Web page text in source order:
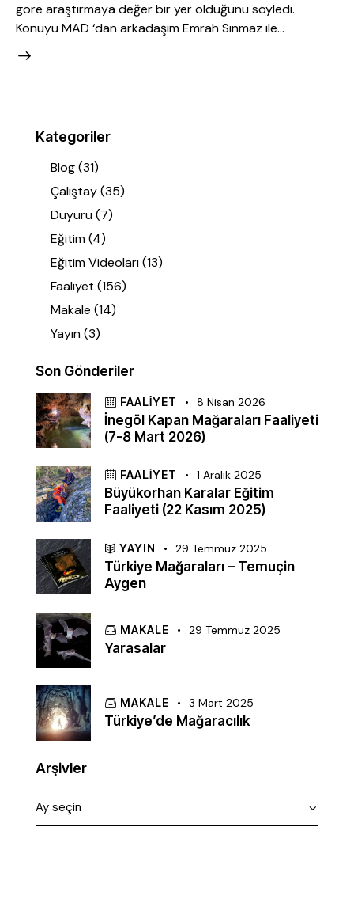
göre araştırmaya değer bir yer olduğunu söyledi.
Konuyu MAD ‘dan arkadaşım Emrah Sınmaz ile…
Kategoriler
Blog(31)
Çalıştay(35)
Duyuru(7)
Eğitim(4)
Eğitim Videoları(13)
Faaliyet (156)
Makale (14)
Yayın(3)
Son Gönderiler
FAALIYET 8 Nisan 2026
İnegöl Kapan Mağaraları Faaliyeti
(7-8 Mart 2026)
FAALIYET 1 Aralık 2025
Büyükorhan Karalar Eğitim
Faaliyeti (22 Kasım 2025)
YAYIN 29 Temmuz 2025
Türkiye Mağaraları – Temuçin
Aygen
MAKALE 29 Temmuz 2025
Yarasalar
MAKALE 3 Mart 2025
Türkiye’de Mağaracılık
Arşivler